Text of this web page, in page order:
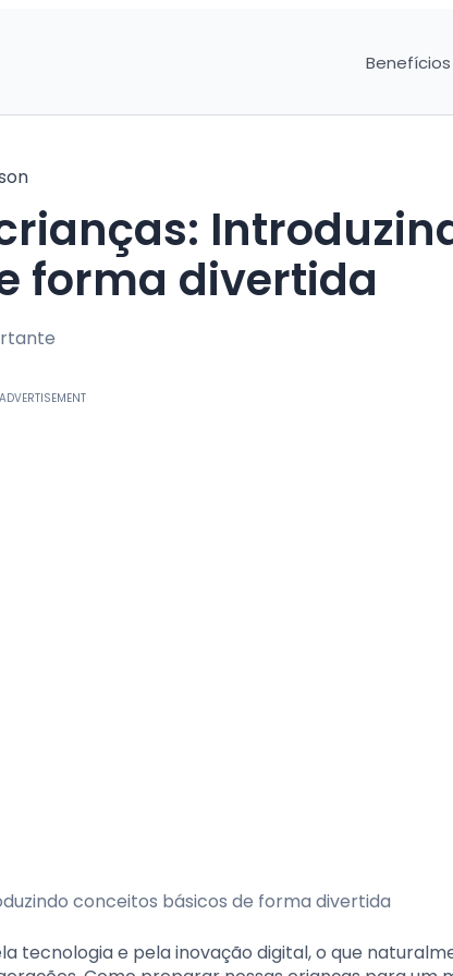
Benefícios
forma divertida
ADVERTISEMENT
tecnologia e pela inovação digital, o que